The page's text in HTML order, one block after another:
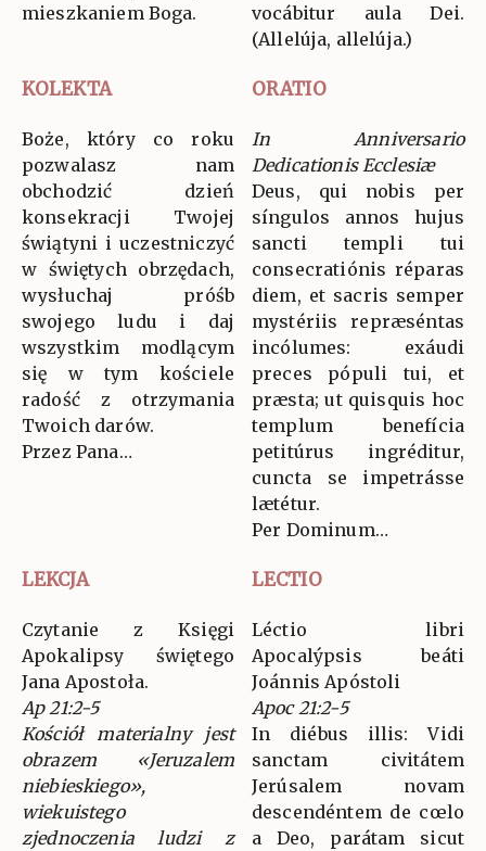
mieszkaniem Boga.
vocábitur aula Dei.
(Allelúja, allelúja.)
KOLEKTA ORATIO
Boże, który co roku
pozwalasz nam
obchodzić dzień
konsekracji Twojej
świątyni i uczestniczyć
w świętych obrzędach,
wysłuchaj próśb
swojego ludu i daj
wszystkim modlącym
się w tym kościele
radość z otrzymania
Twoich darów.
Przez Pana…
In Anniversario
Dedicationis Ecclesiæ
Deus, qui nobis per
síngulos annos hujus
sancti templi tui
consecratiónis réparas
diem, et sacris semper
mystériis repræséntas
incólumes: exáudi
preces pópuli tui, et
præsta; ut quisquis hoc
templum benefícia
petitúrus ingréditur,
cuncta se impetrásse
lætétur.
Per Dominum…
LEKCJA LECTIO
Czytanie z Księgi
Apokalipsy świętego
Jana Apostoła.
Ap 21:2-5
Kościół materialny jest
obrazem «Jeruzalem
niebieskiego»,
wiekuistego
zjednoczenia ludzi z
Léctio libri
Apocalýpsis beáti
Joánnis Apóstoli
Apoc 21:2-5
In diébus illis: Vidi
sanctam civitátem
Jerúsalem novam
descendéntem de cœlo
a Deo, parátam sicut